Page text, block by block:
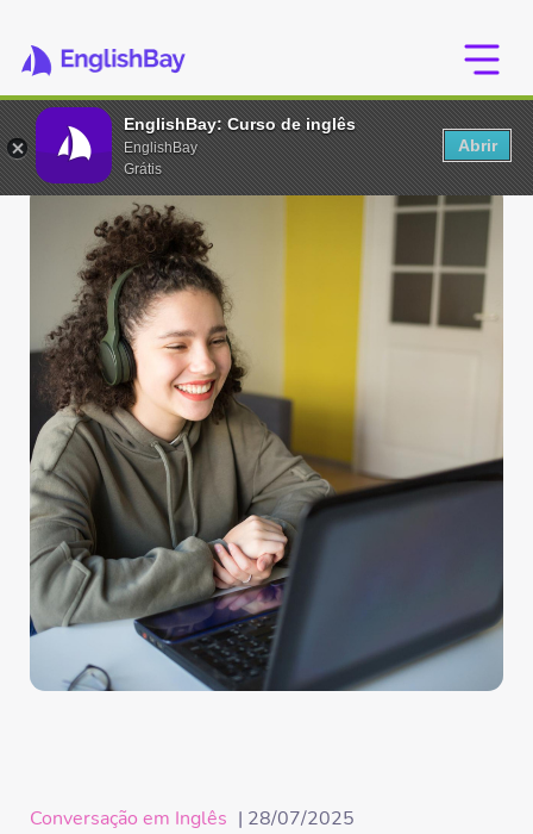
Conversação em Inglês | 28/07/2025
EnglishBay: Curso de inglês
EnglishBay
Grátis
Abrir